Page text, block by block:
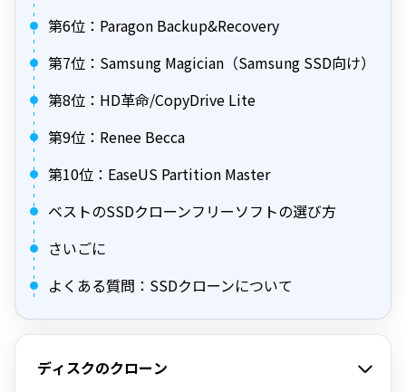
第6位：Paragon Backup&Recovery
第7位：Samsung Magician（Samsung SSD向け）
第8位：HD革命/CopyDrive Lite
第9位：Renee Becca
第10位：EaseUS Partition Master
ベストのSSDクローンフリーソフトの選び方
さいごに
よくある質問：SSDクローンについて
ディスクのクローン